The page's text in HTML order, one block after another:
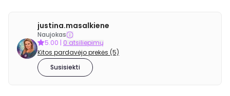
justina.masalkiene
Naujokas
5.00 | 0 atsiliepimų
Kitos pardavėjo prekės (5)
Susisiekti